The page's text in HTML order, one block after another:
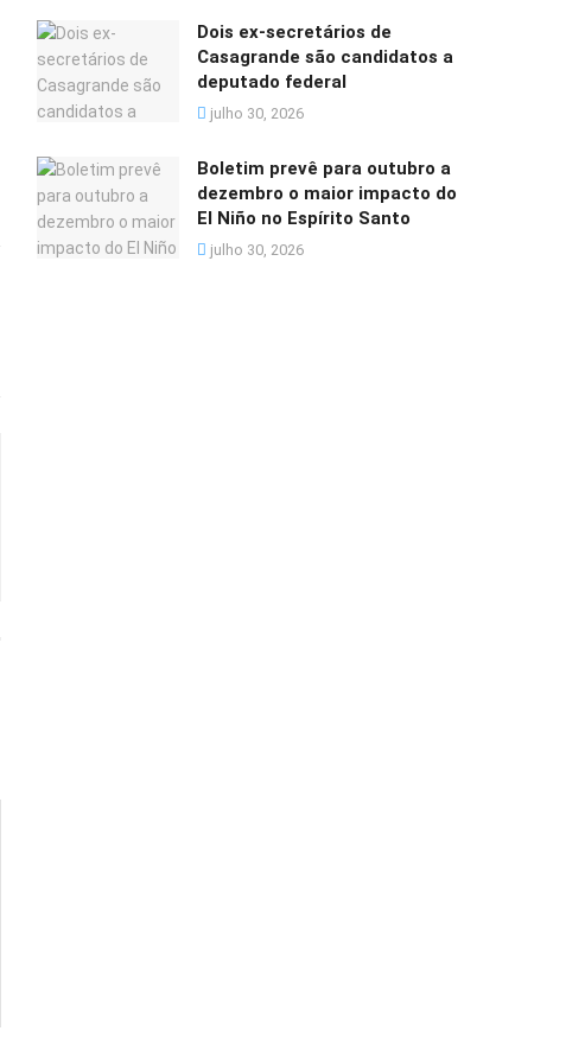
Dois ex-secretários de
Casagrande são candidatos a
deputado federal
julho 30, 2026
Boletim prevê para outubro a
dezembro o maior impacto do
El Niño no Espírito Santo
julho 30, 2026